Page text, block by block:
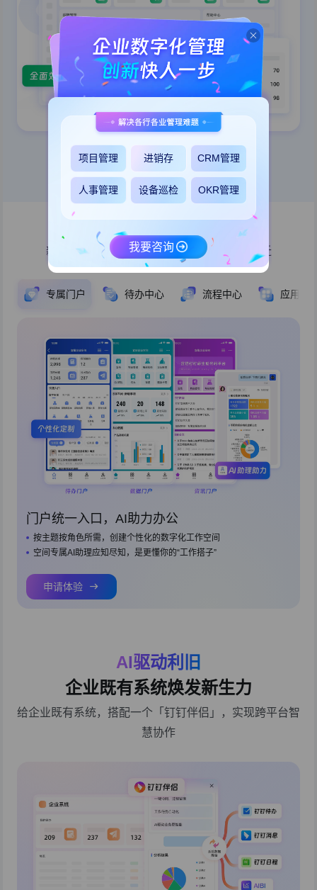
更多应用模板
的企业办公数字化空间
新时代的工作方式，用AI实现办公效率的跃迁
专属门户 待办中心 流程中心 应用中
门户统一入口，AI助力办公
按主题按角色所需，创建个性化的数字化工作空间
空间专属AI助理应知尽知，是更懂你的“工作搭子”
申请体验
AI驱动利旧
企业既有系统焕发新生力
给企业既有系统，搭配一个「钉钉伴侣」，实现跨平台智
慧协作
项目管理 进销存 CRM管理
人事管理 设备巡检 OKR管理
我要咨询